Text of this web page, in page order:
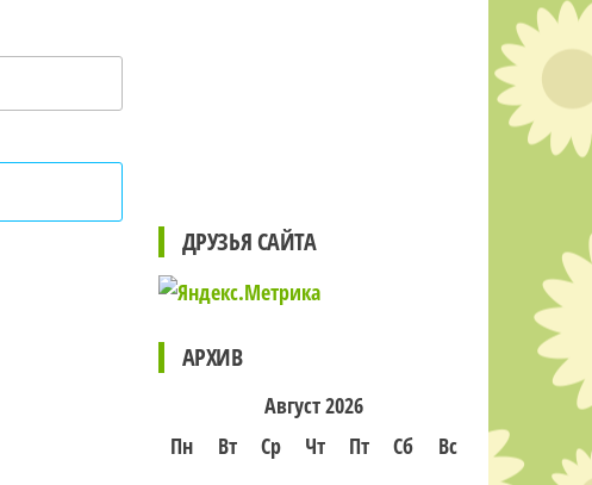
ДРУЗЬЯ САЙТА
АРХИВ
Август 2026
Пн
Вт Ср Чт Пт Сб
Вс